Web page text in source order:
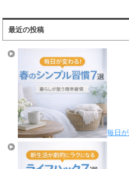
最近の投稿
毎日